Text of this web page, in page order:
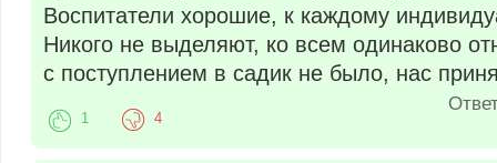
Воспитатели хорошие, к каждому
Никого не выделяют, ко всем одинаково
с поступлением в садик не было, нас
1 4